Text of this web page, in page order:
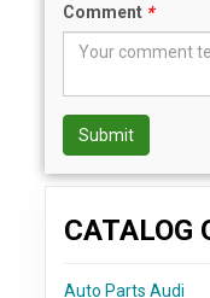
Comment *
Submit
CATALOG
Auto Parts Audi